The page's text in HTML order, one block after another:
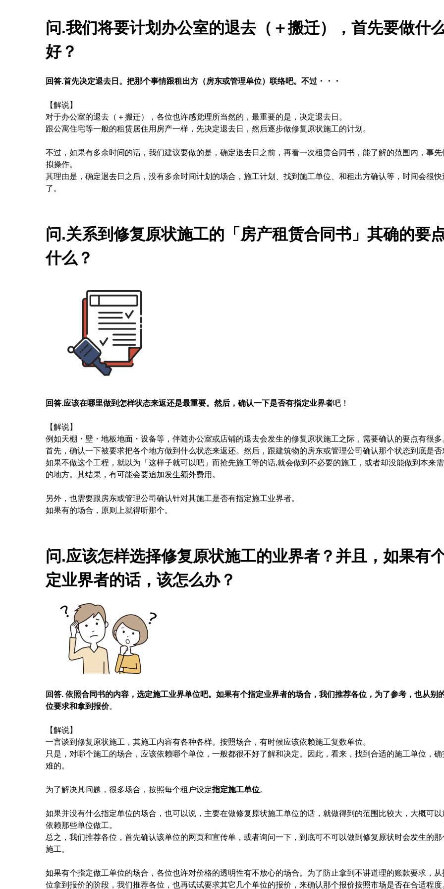
问.我们将要计划办公室的退去（＋搬迁），首先要做什
好？
回答.首先决定退去日。把那个事情跟租出方（房东或管理单位）联络吧。 不过 ・・・
【解说】
对于办公室的退去（＋搬迁），各位也许感觉理所当然的，最重要的是，决定退去日。
跟公寓住宅等一般的租赁居住用房产一样，先决定退去日，然后逐步做修复原状施工的计划。
不过，如果有多余时间的话，我们建议要做的是，确定退去日之前，再看一次租赁合同书，能了解的范围内，事先
拟操作。
其理由是，确定退去日之后，没有多余时间计划的场合，施工计划、找到施工单位、和租出方确认等，时间会很快
了。
问.关系到修复原状施工的「房产租赁合同书」其确的要
什么？
回答.应该在哪里做到怎样状态来返还是最重要。然后，确认一下是否有指定业界者吧！
【解说】
例如天棚・壁・地板地面・设备等，伴随办公室或店铺的退去会发生的修复原状施工之际，需要确认的要点有很多
首先，确认一下被要求把各个地方做到什么状态来返还。然后，跟建筑物的房东或管理公司确认那个状态到底是否
如果不做这个工程，就以为「这样子就可以吧」而抢先施工等的话,就会做到不必要的施工，或者却没能做到本来
的地方。其结果，有可能会要追加发生额外费用。
另外，也需要跟房东或管理公司确认针对其施工是否有指定施工业界者。
如果有的场合，原则上就得听那个。
问.应该怎样选择修复原状施工的业界者？并且，如果有
定业界者的话， 该怎么办？
回答. 依照合同书的内容，选定施工业界单位吧。如果有个指定业界者的场合，我们推荐各位，为了参考，也从别
位要求和拿到报价。
【解说】
一言谈到修复原状施工，其施工内容有各种各样。按照场合，有时候应该依赖施工复数单位。
只是，对哪个施工的场合，应该依赖哪个单位，一般都很不好了解和决定。因此，看来，找到合适的施工单位，确
难的。
为了解决其问题，很多场合，按照每个租户设定指定施工单位。
如果并没有什么指定单位的场合，也可以说，主要在做修复原状施工单位的话，就做得到的范围比较大，大概可以
依赖那些单位做工。
总之，我们推荐各位，首先确认该单位的网页和宣传单，或者询问一下，到底可不可以做到修复原状时会发生的那
施工。
如果有个指定做工单位的场合，各位也许对价格的透明性有不放心的场合。为了防止拿到不讲道理的账款要求，从
位拿到报价的阶段，我们推荐各位，也再试试要求其它几个单位的报价，来确认那个报价按照市场是否在合适程度